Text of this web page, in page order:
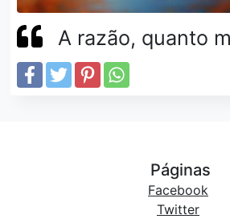
A razão, quanto
Páginas
Facebook
Twitter